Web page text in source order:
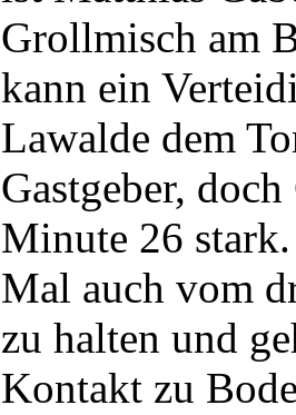
Grollmisch am
kann ein
Lawalde dem
Gastgeber,
Minute 26
Mal auch vom
zu halten und
Kontakt zu